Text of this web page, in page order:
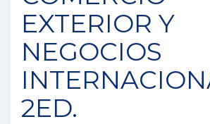
EXTERIOR Y
NEGOCIOS
2ED.